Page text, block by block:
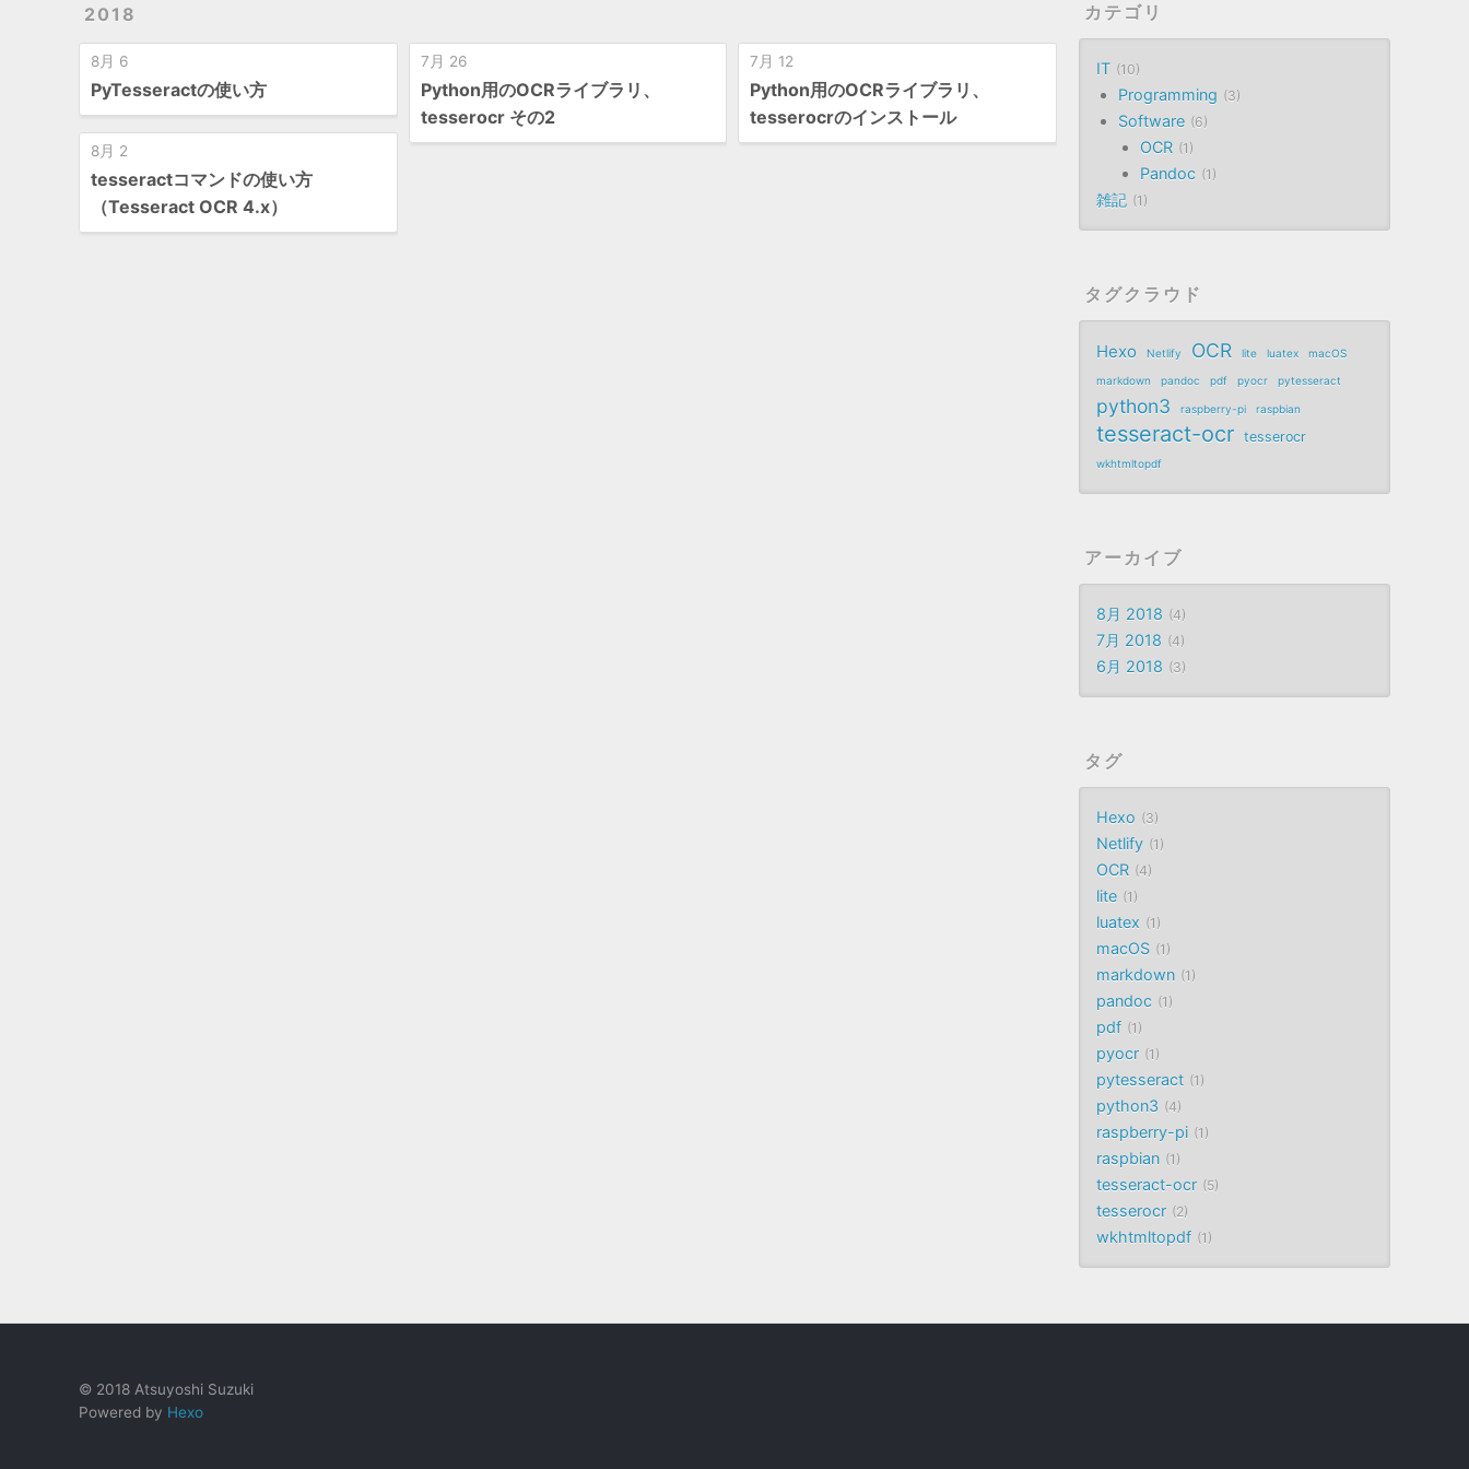
2018
8月 6
PyTesseractの使い方
8月 2
tesseractコマンドの使い方
（Tesseract OCR 4.x）
7月 26
Python用のOCRライブラリ、
tesserocr その2
7月 12
Python用のOCRライブラリ、
tesserocrのインストール
カテゴリ
IT 10
Programming 3
Software 6
OCR 1
Pandoc 1
雑記 1
タグクラウド
Hexo Netlify OCR lite luatex macOS
markdown pandoc pdf pyocr pytesseract
python3 raspberry-pi raspbian
tesseract-ocr tesserocr
wkhtmltopdf
アーカイブ
8月 2018 4
7月 2018 4
6月 2018 3
タグ
Hexo 3
Netlify 1
OCR 4
lite 1
luatex 1
macOS 1
markdown 1
pandoc 1
pdf 1
pyocr 1
pytesseract 1
python3 4
raspberry-pi 1
raspbian 1
tesseract-ocr 5
tesserocr 2
wkhtmltopdf 1
© 2018 Atsuyoshi Suzuki
Powered by Hexo